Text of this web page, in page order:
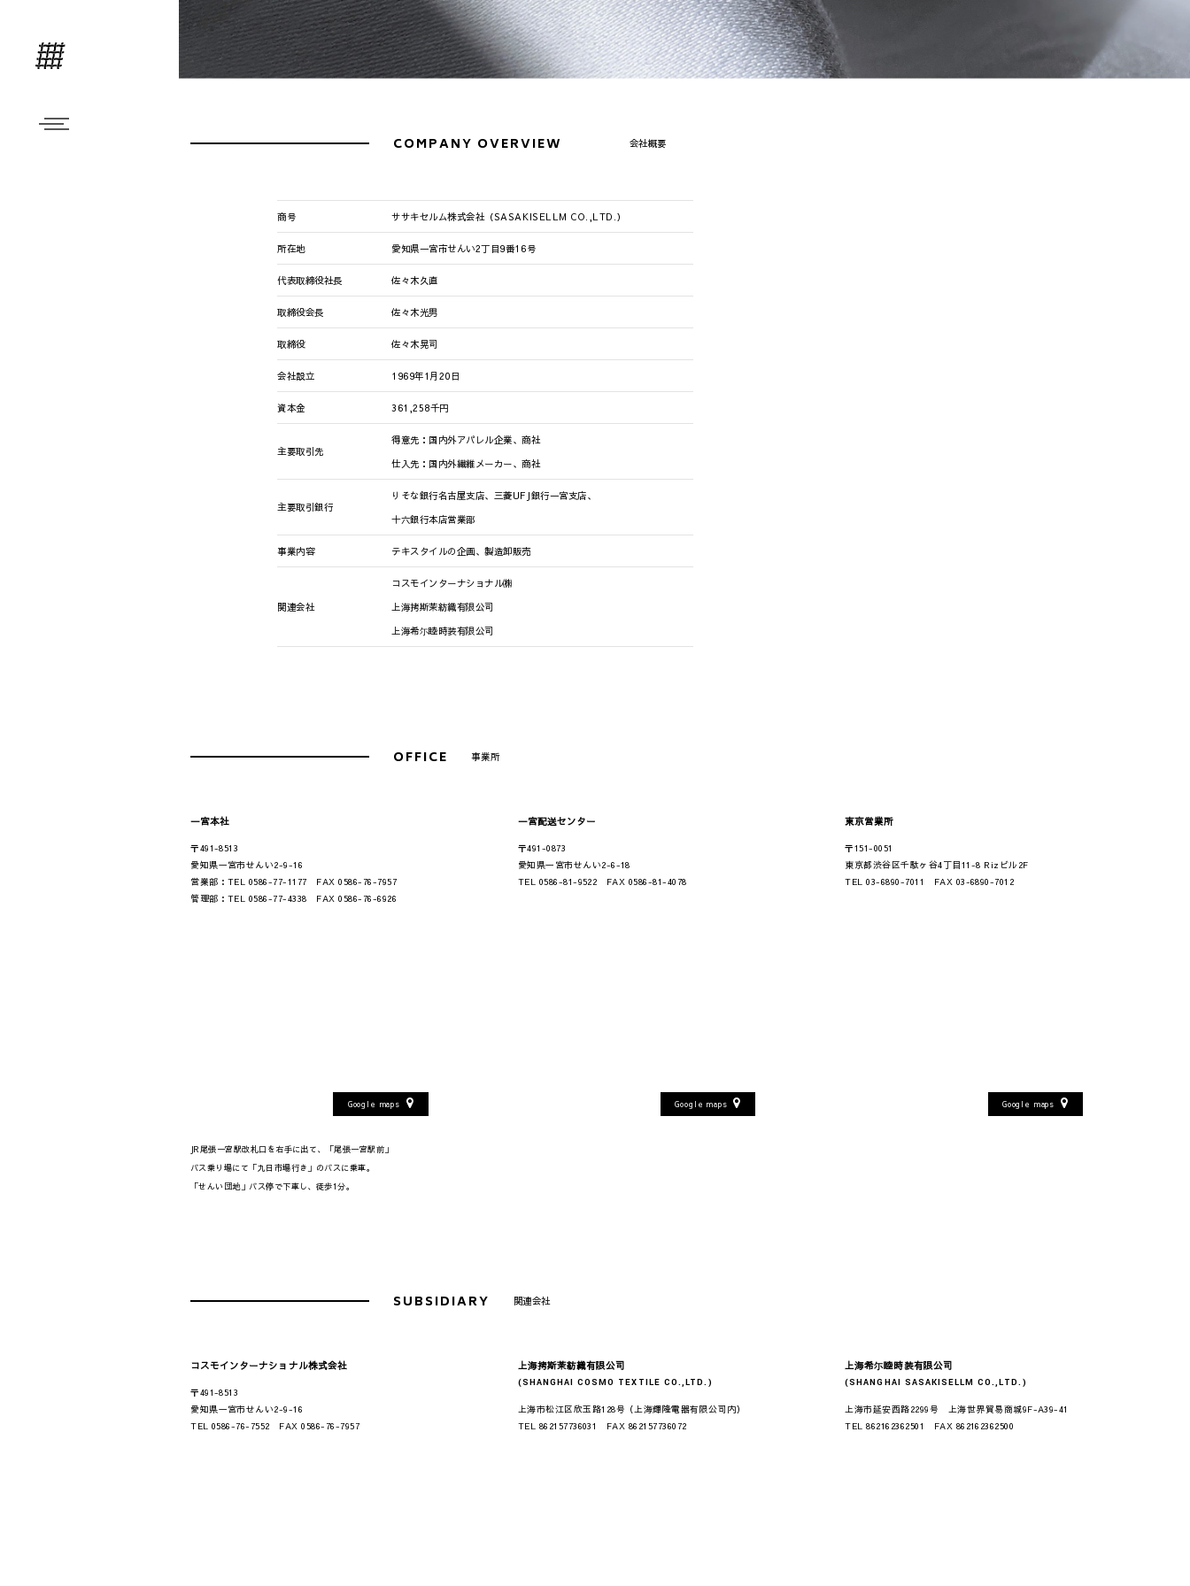
COMPANY OVERVIEW 会社概要
商号 ササキセルム株式会社 （SASAKISELLM CO.,LTD.）
所在地 愛知県一宮市せんい2丁目9番16号
代表取締役社長 佐々木久直
取締役会長 佐々木光男
取締役 佐々木晃司
会社設立 1969年1月20日
資本金 361,258千円
主要取引先
得意先：国内外アパレル企業、商社
仕入先：国内外繊維メーカー、商社
主要取引銀行
りそな銀行名古屋支店、 三菱UFJ銀行一宮支店、
十六銀行本店営業部
事業内容 テキスタイルの企画、製造卸販売
関連会社
コスモインターナショナル㈱
上海拷斯茉紡織有限公司
上海希尓睦時装有限公司
OFFICE 事業所
一宮本社
〒491-8513
愛知県一宮市せんい2-9-16
営業部：TEL 0586-77-1177 FAX 0586-76-7957
管理部：TEL 0586-77-4338 FAX 0586-76-6926
Google maps
JR尾張一宮駅改札口を右手に出て、「尾張一宮駅前」
バス乗り場にて「九日市場行き」のバスに乗車。
「せんい団地」バス停で下車し、徒歩1分。
一宮配送センター
〒491-0873
愛知県一宮市せんい2-6-18
TEL 0586-81-9522 FAX 0586-81-4078
Google maps
東京営業所
〒151-0051
東京都渋谷区千駄ヶ谷4丁目11-8 Rizビル2F
TEL 03-6890-7011 FAX 03-6890-7012
Google maps
SUBSIDIARY 関連会社
コスモインターナショナル株式会社
〒491-8513
愛知県一宮市せんい2-9-16
TEL 0586-76-7552 FAX 0586-76-7957
上海拷斯茉紡織有限公司
(SHANGHAI COSMO TEXTILE CO.,LTD.)
上海市松江区欣玉路128号（上海輝隆電器有限公司内）
TEL 862157736031 FAX 862157736072
上海希尓睦時装有限公司
(SHANGHAI SASAKISELLM CO.,LTD.)
上海市延安西路2299号 上海世界貿易商城9F-A39-41
TEL 862162362501 FAX 862162362500